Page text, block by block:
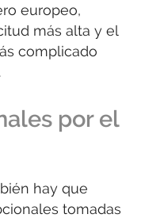
europeo,
más alta y el
complicado
por el
hay que
tomadas